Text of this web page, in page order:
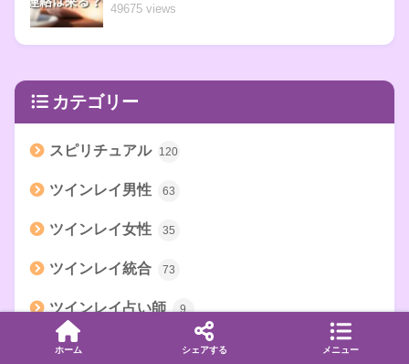
49675 views
カテゴリー
スピリチュアル 120
ツインレイ男性 63
ツインレイ女性 35
ツインレイ統合 73
ツインレイ占い師 9
サイレント期間
ホーム シェアする メニュー